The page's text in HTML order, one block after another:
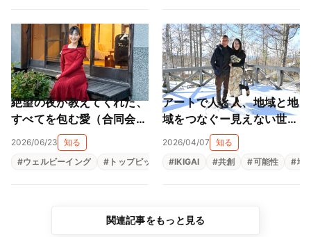
絶望の夜が教えてくれた、
すべてを包む愛（合同会社
太陽と虹 柳本陽子）
2026/06/23
知る
#ウェルビーイング # トップピックアップ # メンタルヘルス # 生きが
アートで人と人、地域と地
域をつなぐー見えない世界
を見える形にする平和への
祈り（一般社団法人アート
ピースジャパン 矢崎千
2026/04/07
知る
#IKIGAI #共創 #可能性 #地
関連記事をもっと見る